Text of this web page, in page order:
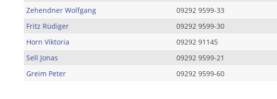
Zehendner Wolfgang
09292 9599-33
Fritz Rüdiger
09292 9599-30
Horn Viktoria
09292 91145
Sell Jonas
09292 9599-21
Greim Peter
09292 9599-60